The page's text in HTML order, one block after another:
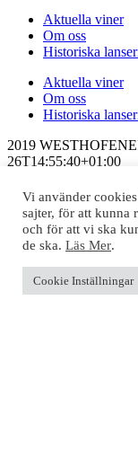
Aktuella viner
Om oss
Historiska
Aktuella viner
Om oss
Historiska
2019
26T14:55:40+01:00
KRAN.vin
KRAN.vin ägs och drivs
rättigheter. Vi lyder
Vi använder
sajter, för att kunna
och för att vi ska
de ska. Läs Mer.
Cookie Inställningar